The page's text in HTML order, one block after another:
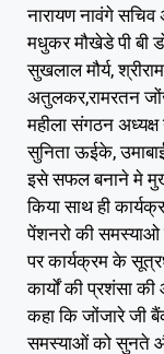
नारायण नावंगे
मधुकर मौखेडे पी बी
सुखलाल मौर्य,
अतुलकर,रामरतन
महीला संगठन अध्यक्ष
सुनिता ऊईके,
इसे सफल बनाने मे
किया साथ ही
पेंशनरो की
पर कार्यक्रम के
कार्यों की प्रशंसा
कहा कि जोंजारे जी
समस्याओं को सुनते